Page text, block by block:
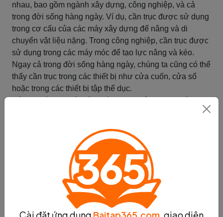
nhau, bao gồm ngành xây dựng, công nghiệp, và cả
trong đời sống hàng ngày. Ví dụ, cần trục được sử dụng
trong cơ cấu của các máy xây dựng để nâng và di
chuyển vật liệu nặng. Trong công nghiệp, cần trục được
sử dụng trong các máy móc để tạo lực nâng và kéo.
Ngay cả trong đời sống hàng ngày, chúng ta cũng có thể
thấy cần trục trong các thiết bị như cửa cuốn, cửa sổ
hoặc trong các thiết bị tập thể dục.
nguyên lý đòn bẩy để tăng cường lực. Cần trục được sử
dụng trong nhiều ứng dụng khác nhau và đóng vai trò
quan trọng trong việc nâng và kéo các vật nặng trong
xây dựng, công nghiệp và đời sống hàng ngày.
Máy đơn giản